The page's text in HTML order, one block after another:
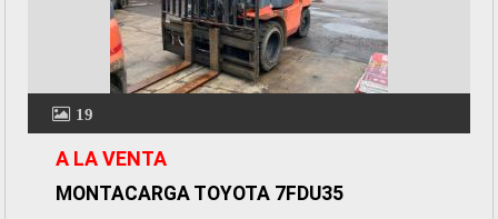
19
A LA VENTA
MONTACARGA TOYOTA 7FDU35